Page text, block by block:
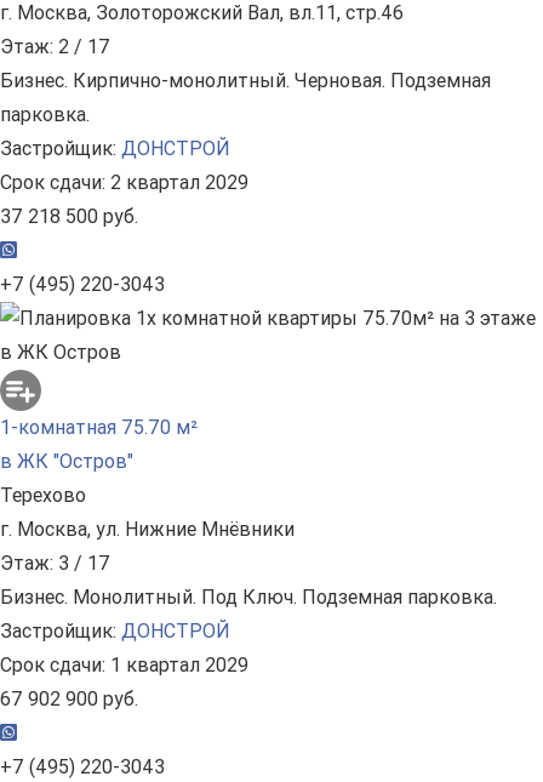
г. Москва, Золоторожский Вал, вл.11, стр.46
Этаж: 2 / 17
Бизнес. Кирпично-монолитный. Черновая. Подземная
парковка.
Застройщик: ДОНСТРОЙ
Срок сдачи: 2 квартал 2029
37 218 500 руб.
+7 (495) 220-3043
1-комнатная 75.70 м²
в ЖК "Остров"
Терехово
г. Москва, ул. Нижние Мнёвники
Этаж: 3 / 17
Бизнес. Монолитный. Под Ключ. Подземная парковка.
Застройщик: ДОНСТРОЙ
Срок сдачи: 1 квартал 2029
67 902 900 руб.
+7 (495) 220-3043